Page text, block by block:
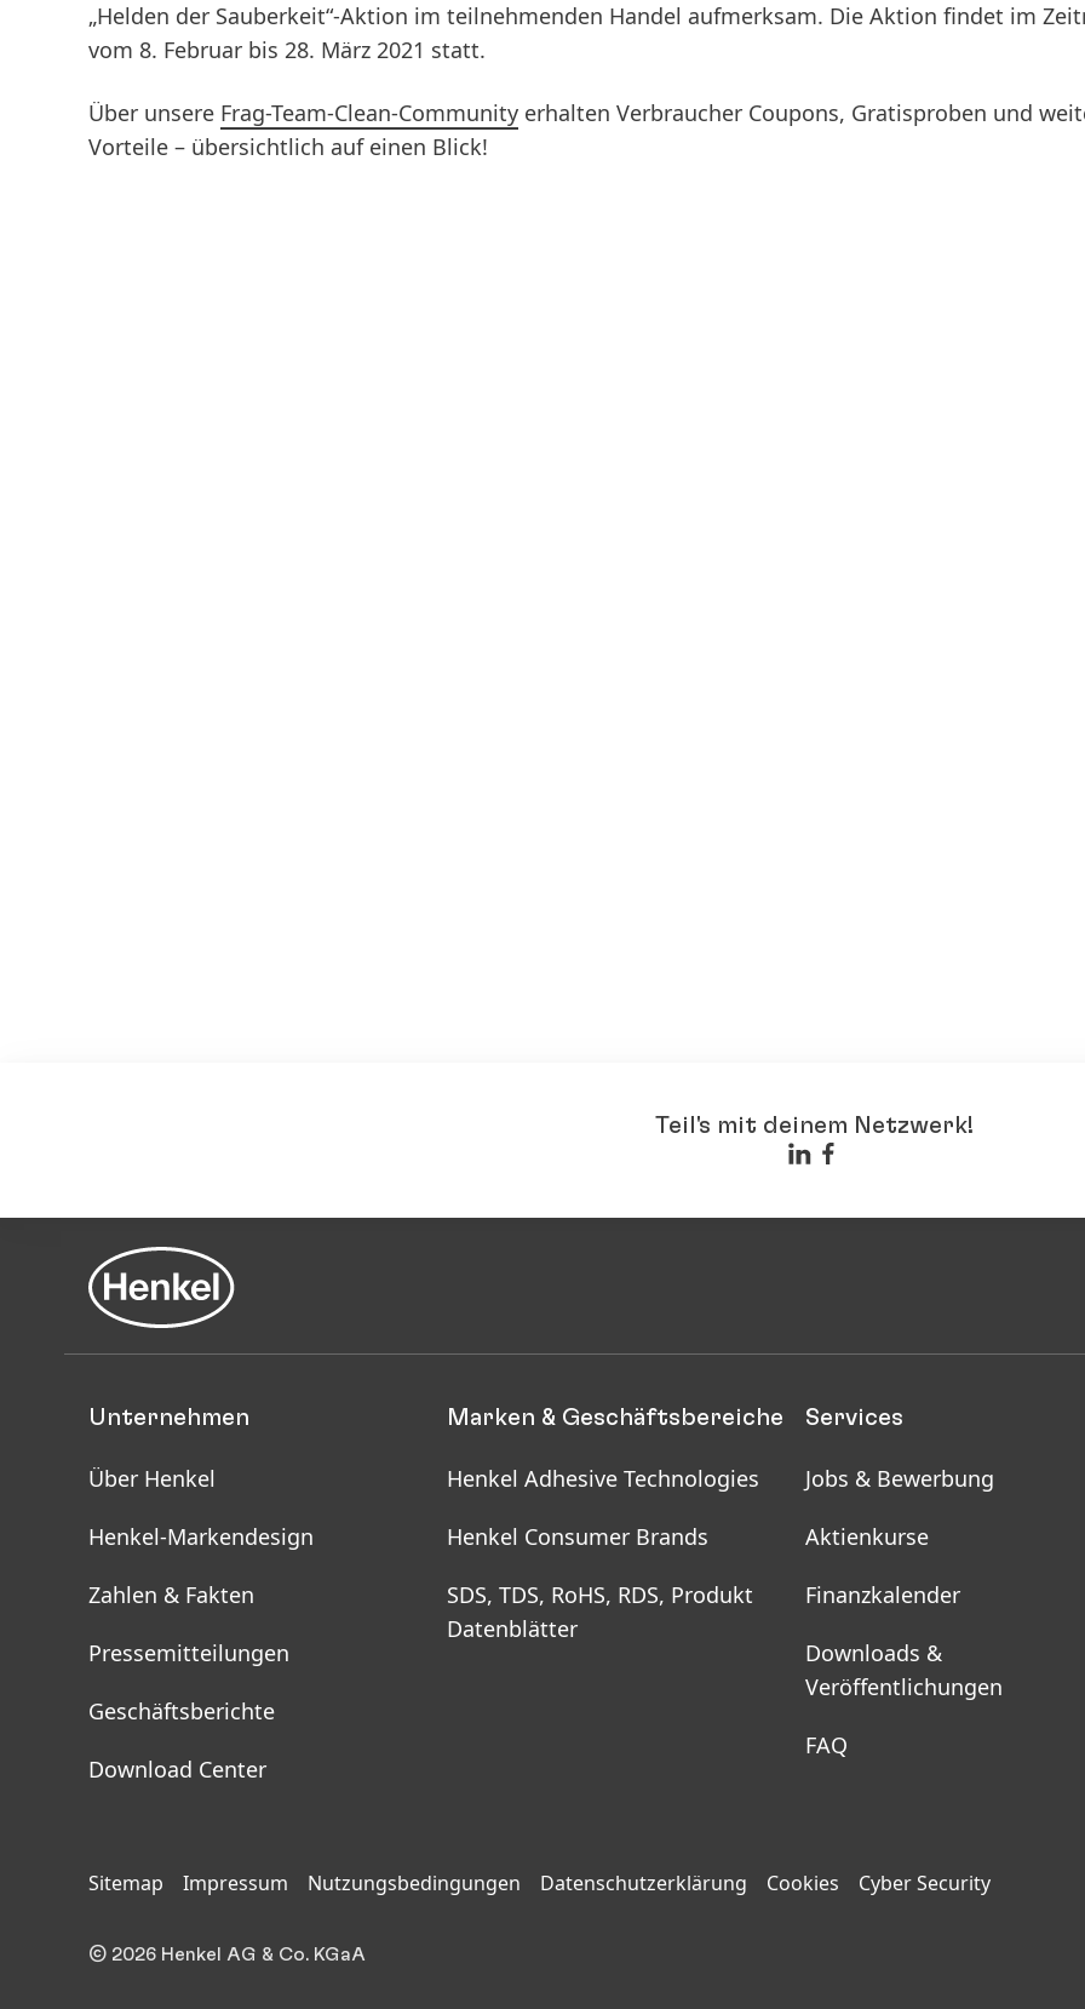
„Helden der Sauberkeit“-Aktion im teilnehmenden Handel aufmerksam. Die Aktion findet im
vom 8. Februar bis 28. März 2021 statt.
Über unsere Frag-Team-Clean-Community erhalten Verbraucher Coupons, Gratisproben und
Vorteile – übersichtlich auf einen Blick!
Teil's mit deinem Netzwerk!
Unternehmen
Über Henkel
Henkel-Markendesign
Zahlen & Fakten
Pressemitteilungen
Geschäftsberichte
Download Center
Marken & Geschäftsbereiche
Henkel Adhesive Technologies
Henkel Consumer Brands
SDS, TDS, RoHS, RDS, Produkt
Datenblätter
Services
Jobs & Bewerbung
Aktienkurse
Finanzkalender
Downloads &
Veröffentlichungen
FAQ
Sitemap Impressum Nutzungsbedingungen Datenschutzerklärung Cookies Cyber Security
© 2026 Henkel AG & Co. KGaA